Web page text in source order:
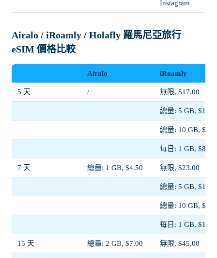
Instagram
Airalo / iRoamly / Holafly 羅馬尼亞旅行
eSIM 價格比較
Airalo iRoamly
5 天 / 無限, $17.00
總量: 5 GB,
總量: 10 GB,
每日: 1 GB, $8.50
7 天 總量: 1 GB, $4.50 無限, $23.00
總量: 5 GB,
總量: 10 GB,
每日: 1 GB,
15 天 總量: 2 GB, $7.00 無限, $45.00